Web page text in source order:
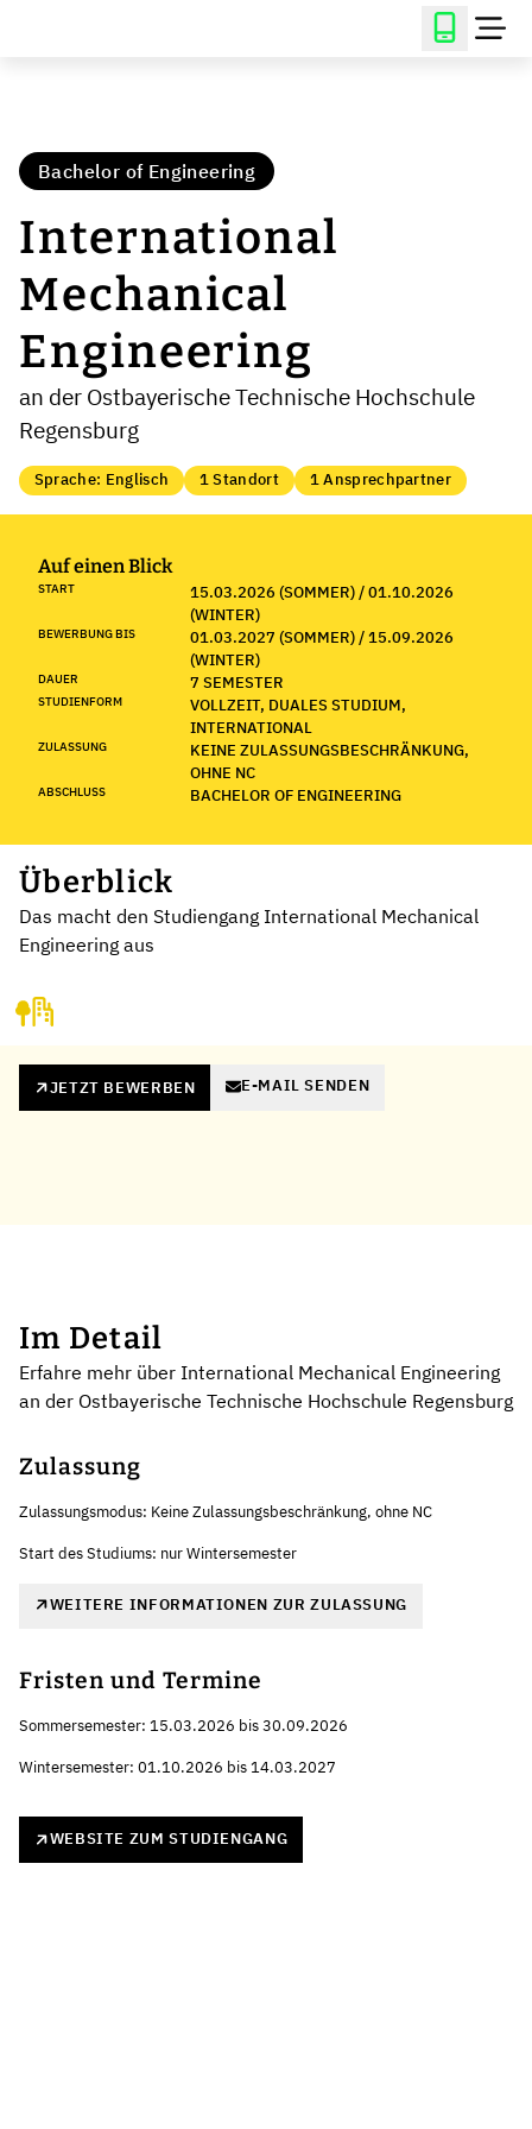
Bachelor of Engineering
International
Mechanical
Engineering
an der Ostbayerische Technische Hochschule
Regensburg
Sprache: Englisch 1 Standort 1 Ansprechpartner
Auf einen Blick
START
15.03.2026 (SOMMER) / 01.10.2026
(WINTER)
BEWERBUNG BIS
01.03.2027 (SOMMER) / 15.09.2026
(WINTER)
DAUER 7 SEMESTER
STUDIENFORM
VOLLZEIT, DUALES STUDIUM,
INTERNATIONAL
ZULASSUNG
KEINE ZULASSUNGSBESCHRÄNKUNG,
OHNE NC
ABSCHLUSS BACHELOR OF ENGINEERING
Überblick
Das macht den Studiengang International Mechanical
Engineering aus
JETZT BEWERBEN E-MAIL SENDEN
Im Detail
Erfahre mehr über International Mechanical Engineering
an der Ostbayerische Technische Hochschule Regensburg
Zulassung
Zulassungsmodus: Keine Zulassungsbeschränkung, ohne NC
Start des Studiums: nur Wintersemester
WEITERE INFORMATIONEN ZUR ZULASSUNG
Fristen und Termine
Sommersemester: 15.03.2026 bis 30.09.2026
Wintersemester: 01.10.2026 bis 14.03.2027
WEBSITE ZUM STUDIENGANG